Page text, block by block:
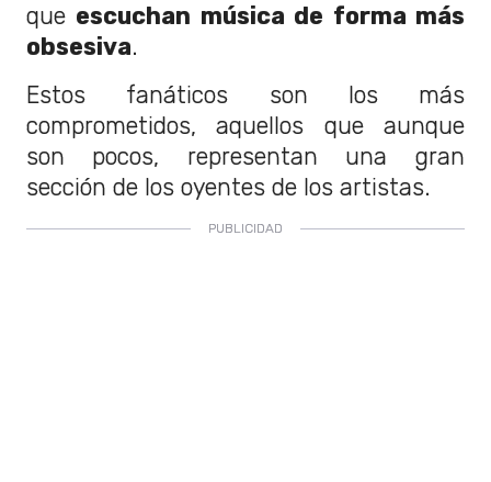
que escuchan música de forma más
obsesiva.
Estos fanáticos son los más
comprometidos, aquellos que aunque
son pocos, representan una gran
sección de los oyentes de los artistas.